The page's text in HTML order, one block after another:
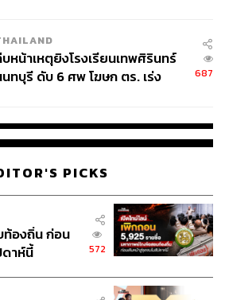
หน้าเหตุยิงโรงเรียนเทพศิรินทร์
ทบุรี ดับ 6 ศพ โฆษก ตร. เร่ง
687
PICKS
องถิ่น ก่อน
าห์นี้
572